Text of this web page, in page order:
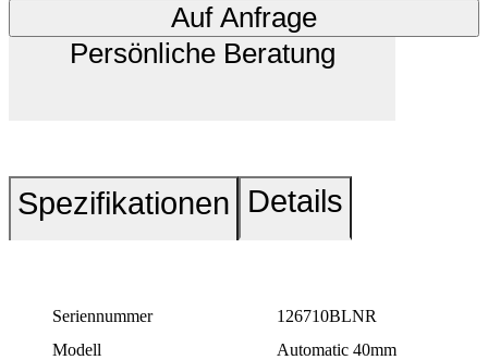
Auf Anfrage
Persönliche Beratung
Spezifikationen Details
Seriennummer
126710BLNR
Modell
Automatic 40mm